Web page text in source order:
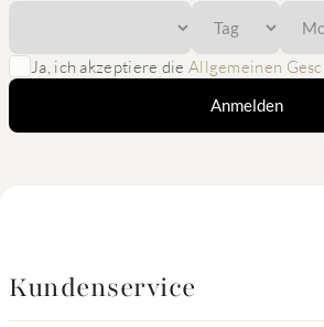
Ja, ich akzeptiere die Allgemeinen
Anmelden
Kundenservice